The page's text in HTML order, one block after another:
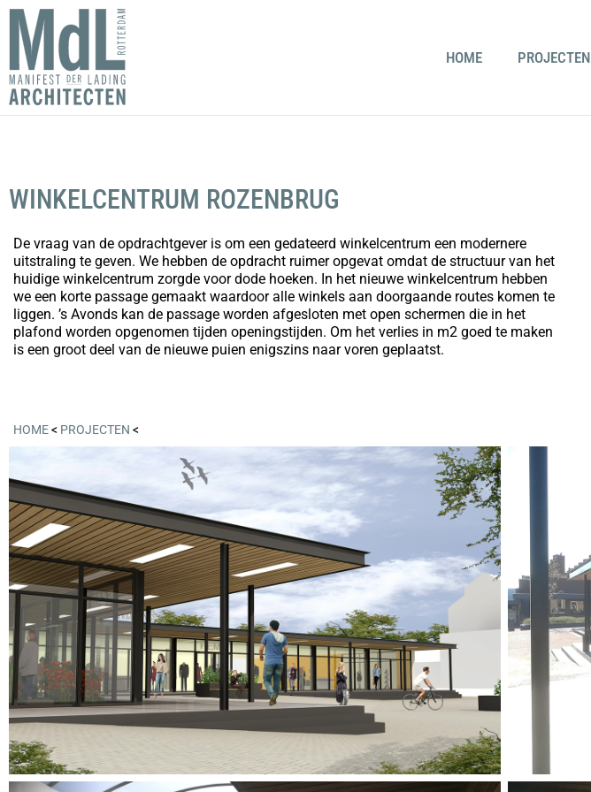
HOME PROJECTEN
WINKELCENTRUM ROZENBRUG
De vraag van de opdrachtgever is om een gedateerd winkelcentrum een modernere
uitstraling te geven. We hebben de opdracht ruimer opgevat omdat de structuur van het
huidige winkelcentrum zorgde voor dode hoeken. In het nieuwe winkelcentrum hebben
we een korte passage gemaakt waardoor alle winkels aan doorgaande routes komen te
liggen. ’s Avonds kan de passage worden afgesloten met open schermen die in het
plafond worden opgenomen tijden openingstijden. Om het verlies in m2 goed te maken
is een groot deel van de nieuwe puien enigszins naar voren geplaatst.
HOME< PROJECTEN <